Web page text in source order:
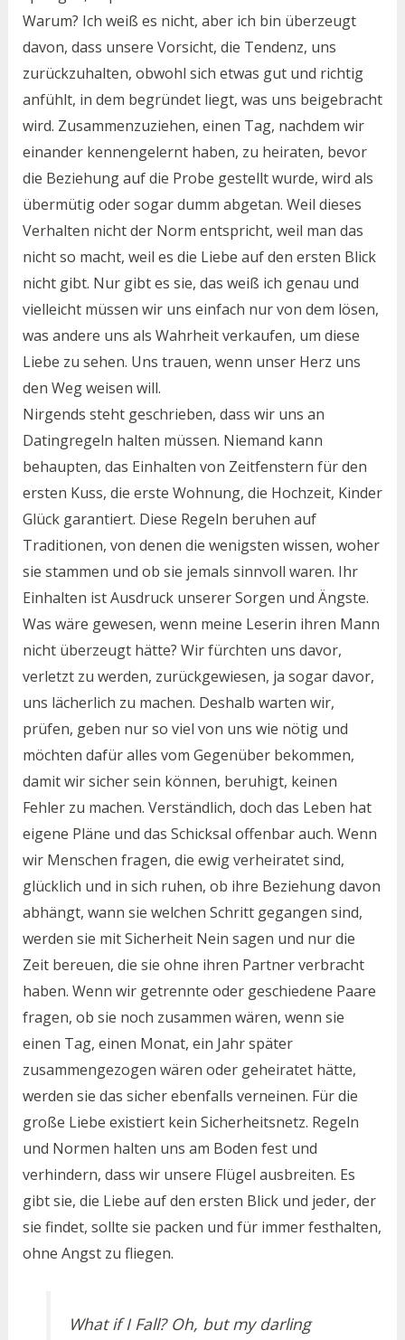
Warum? Ich weiß es nicht, aber ich bin überzeugt
davon, dass unsere Vorsicht, die Tendenz, uns
zurückzuhalten, obwohl sich etwas gut und richtig
anfühlt, in dem begründet liegt, was uns beigebracht
wird. Zusammenzuziehen, einen Tag, nachdem wir
einander kennengelernt haben, zu heiraten, bevor
die Beziehung auf die Probe gestellt wurde, wird als
übermütig oder sogar dumm abgetan. Weil dieses
Verhalten nicht der Norm entspricht, weil man das
nicht so macht, weil es die Liebe auf den ersten Blick
nicht gibt. Nur gibt es sie, das weiß ich genau und
vielleicht müssen wir uns einfach nur von dem lösen,
was andere uns als Wahrheit verkaufen, um diese
Liebe zu sehen. Uns trauen, wenn unser Herz uns
den Weg weisen will.
Nirgends steht geschrieben, dass wir uns an
Datingregeln halten müssen. Niemand kann
behaupten, das Einhalten von Zeitfenstern für den
ersten Kuss, die erste Wohnung, die Hochzeit, Kinder
Glück garantiert. Diese Regeln beruhen auf
Traditionen, von denen die wenigsten wissen, woher
sie stammen und ob sie jemals sinnvoll waren. Ihr
Einhalten ist Ausdruck unserer Sorgen und Ängste.
Was wäre gewesen, wenn meine Leserin ihren Mann
nicht überzeugt hätte? Wir fürchten uns davor,
verletzt zu werden, zurückgewiesen, ja sogar davor,
uns lächerlich zu machen. Deshalb warten wir,
prüfen, geben nur so viel von uns wie nötig und
möchten dafür alles vom Gegenüber bekommen,
damit wir sicher sein können, beruhigt, keinen
Fehler zu machen. Verständlich, doch das Leben hat
eigene Pläne und das Schicksal offenbar auch. Wenn
wir Menschen fragen, die ewig verheiratet sind,
glücklich und in sich ruhen, ob ihre Beziehung davon
abhängt, wann sie welchen Schritt gegangen sind,
werden sie mit Sicherheit Nein sagen und nur die
Zeit bereuen, die sie ohne ihren Partner verbracht
haben. Wenn wir getrennte oder geschiedene Paare
fragen, ob sie noch zusammen wären, wenn sie
einen Tag, einen Monat, ein Jahr später
zusammengezogen wären oder geheiratet hätte,
werden sie das sicher ebenfalls verneinen. Für die
große Liebe existiert kein Sicherheitsnetz. Regeln
und Normen halten uns am Boden fest und
verhindern, dass wir unsere Flügel ausbreiten. Es
gibt sie, die Liebe auf den ersten Blick und jeder, der
sie findet, sollte sie packen und für immer festhalten,
ohne Angst zu fliegen.
What if I Fall? Oh, but my darling